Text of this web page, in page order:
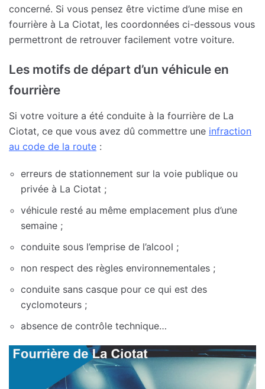
concerné. Si vous pensez être victime d’une mise en
fourrière à La Ciotat, les coordonnées ci-dessous vous
permettront de retrouver facilement votre voiture.
Les motifs de départ d’un véhicule en
fourrière
Si votre voiture a été conduite à la fourrière de La
Ciotat, ce que vous avez dû commettre une infraction
au code de la route :
erreurs de stationnement sur la voie publique ou
privée à La Ciotat ;
véhicule resté au même emplacement plus d’une
semaine ;
conduite sous l’emprise de l’alcool ;
non respect des règles environnementales ;
conduite sans casque pour ce qui est des
cyclomoteurs ;
absence de contrôle technique…